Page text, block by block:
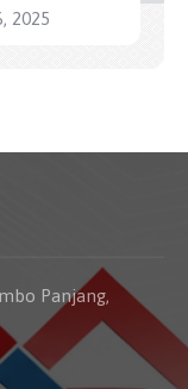
2025
Panjang,